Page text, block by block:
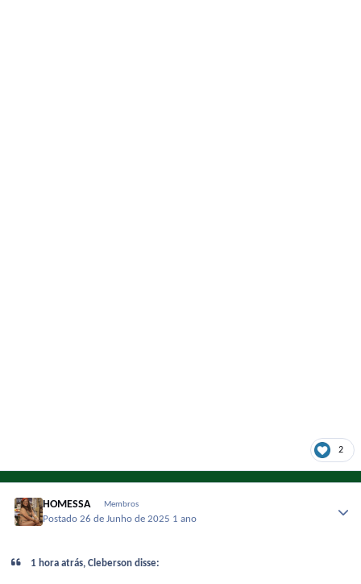
2
HOMESSA Membros
Postado26 de Junho de 2025 1 ano
1 hora atrás, Cleberson disse: